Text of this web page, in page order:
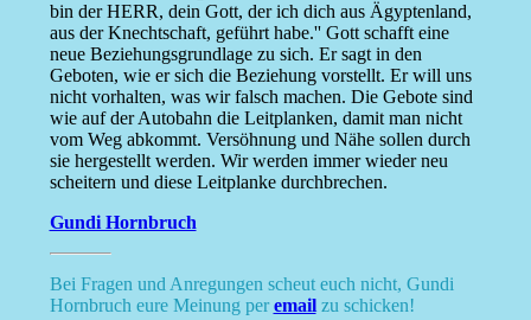
bin der HERR, dein Gott, der ich dich aus Ägyptenland,
aus der Knechtschaft, geführt habe.'' Gott schafft eine
neue Beziehungsgrundlage zu sich. Er sagt in den
Geboten, wie er sich die Beziehung vorstellt. Er will uns
nicht vorhalten, was wir falsch machen. Die Gebote sind
wie auf der Autobahn die Leitplanken, damit man nicht
vom Weg abkommt. Versöhnung und Nähe sollen durch
sie hergestellt werden. Wir werden immer wieder neu
scheitern und diese Leitplanke durchbrechen.
Gundi Hornbruch
Bei Fragen und Anregungen scheut euch nicht, Gundi
Hornbruch eure Meinung peremailzu schicken!